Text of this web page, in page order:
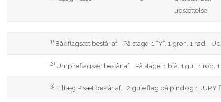
udsættelse
1) Bådflagsæt består af: På stage: 1 “Y”, 1 grøn, 1 rød.
2)Umpireflagsæt består af: På stage: 1 blå, 1 gul, 1 rød,
3)Tillæg P sæt består af: 2 gule flag på pind og 1 JURY